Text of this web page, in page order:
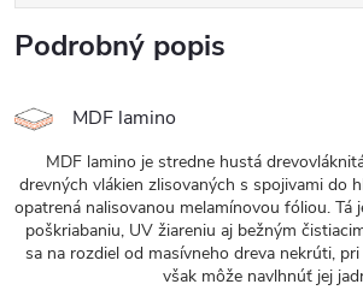
Podrobný popis
MDF lamino
MDF lamino je stredne hustá
drevných vlákien zlisovaných s spojivami do
opatrená nalisovanou melamínovou fóliou. Tá
poškriabaniu, UV žiareniu aj bežným
sa na rozdiel od masívneho dreva nekrúti,
však môže navlhnúť jej